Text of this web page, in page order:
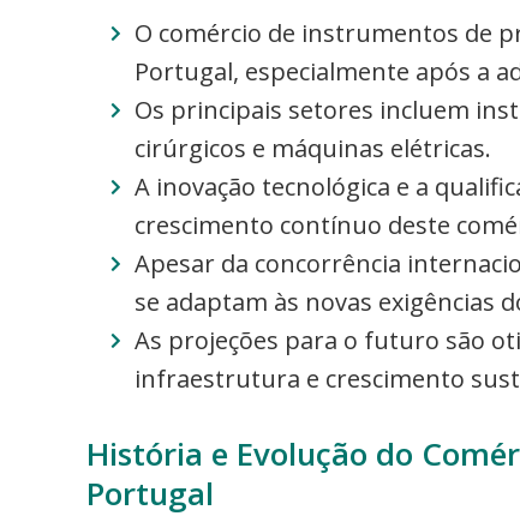
O comércio de instrumentos de
Portugal, especialmente após a
Os principais setores incluem
cirúrgicos e máquinas elétricas.
A inovação tecnológica e a
crescimento contínuo deste
Apesar da concorrência
se adaptam às novas exigências
As projeções para o futuro são
infraestrutura e crescimento
História e Evolução do
Portugal